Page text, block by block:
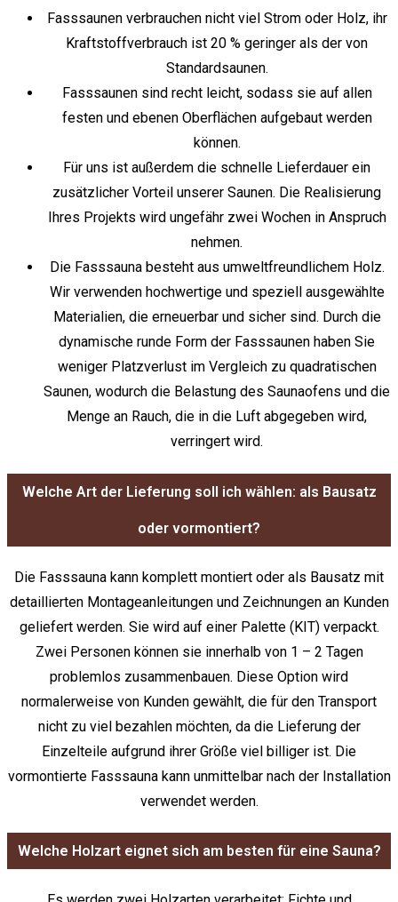
Fasssaunen verbrauchen nicht viel Strom oder Holz, ihr
Kraftstoffverbrauch ist 20 % geringer als der von
Standardsaunen.
Fasssaunen sind recht leicht, sodass sie auf allen
festen und ebenen Oberflächen aufgebaut werden
können.
Für uns ist außerdem die schnelle Lieferdauer ein
zusätzlicher Vorteil unserer Saunen. Die Realisierung
Ihres Projekts wird ungefähr zwei Wochen in Anspruch
nehmen.
Die Fasssauna besteht aus umweltfreundlichem Holz.
Wir verwenden hochwertige und speziell ausgewählte
Materialien, die erneuerbar und sicher sind. Durch die
dynamische runde Form der Fasssaunen haben Sie
weniger Platzverlust im Vergleich zu quadratischen
Saunen, wodurch die Belastung des Saunaofens und die
Menge an Rauch, die in die Luft abgegeben wird,
verringert wird.
Welche Art der Lieferung soll ich wählen: als Bausatz
oder vormontiert?
Die Fasssauna kann komplett montiert oder als Bausatz mit
detaillierten Montageanleitungen und Zeichnungen an Kunden
geliefert werden. Sie wird auf einer Palette (KIT) verpackt.
Zwei Personen können sie innerhalb von 1 – 2 Tagen
problemlos zusammenbauen. Diese Option wird
normalerweise von Kunden gewählt, die für den Transport
nicht zu viel bezahlen möchten, da die Lieferung der
Einzelteile aufgrund ihrer Größe viel billiger ist. Die
vormontierte Fasssauna kann unmittelbar nach der Installation
verwendet werden.
Welche Holzart eignet sich am besten für eine Sauna?